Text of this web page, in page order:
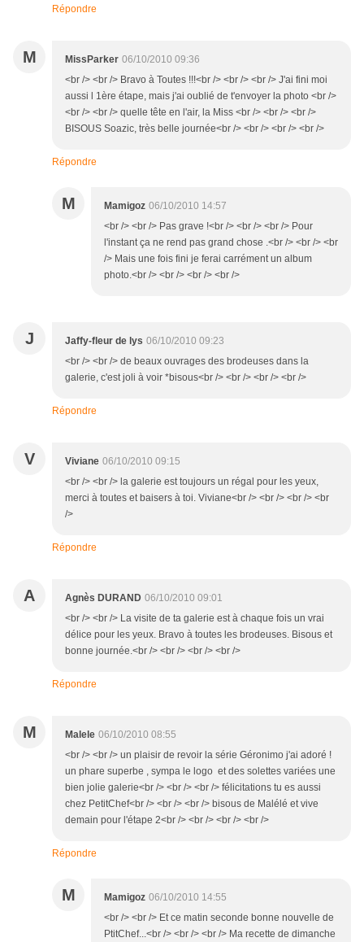
Répondre
M MissParker 06/10/2010 09:36
<br /> <br /> Bravo à Toutes !!!<br /> <br /> <br /> J'ai fini moi
aussi l 1ère étape, mais j'ai oublié de t'envoyer la photo <br />
<br /> <br /> quelle tête en l'air, la Miss <br /> <br /> <br />
BISOUS Soazic, très belle journée<br /> <br /> <br /> <br />
Répondre
M Mamigoz 06/10/2010 14:57
<br /> <br /> Pas grave !<br /> <br /> <br /> Pour
l'instant ça ne rend pas grand chose .<br /> <br /> <br
/> Mais une fois fini je ferai carrément un album
photo.<br /> <br /> <br /> <br />
J Jaffy-fleur de lys 06/10/2010 09:23
<br /> <br /> de beaux ouvrages des brodeuses dans la
galerie, c'est joli à voir *bisous<br /> <br /> <br /> <br />
Répondre
V Viviane 06/10/2010 09:15
<br /> <br /> la galerie est toujours un régal pour les yeux,
merci à toutes et baisers à toi. Viviane<br /> <br /> <br /> <br
/>
Répondre
A Agnès DURAND 06/10/2010 09:01
<br /> <br /> La visite de ta galerie est à chaque fois un vrai
délice pour les yeux. Bravo à toutes les brodeuses. Bisous et
bonne journée.<br /> <br /> <br /> <br />
Répondre
M Malele 06/10/2010 08:55
<br /> <br /> un plaisir de revoir la série Géronimo j'ai adoré !
un phare superbe , sympa le logo et des solettes variées une
bien jolie galerie<br /> <br /> <br /> félicitations tu es aussi
chez PetitChef<br /> <br /> <br /> bisous de Malélé et vive
demain pour l'étape 2<br /> <br /> <br /> <br />
Répondre
M Mamigoz 06/10/2010 14:55
<br /> <br /> Et ce matin seconde bonne nouvelle de
PtitChef...<br /> <br /> <br /> Ma recette de dimanche